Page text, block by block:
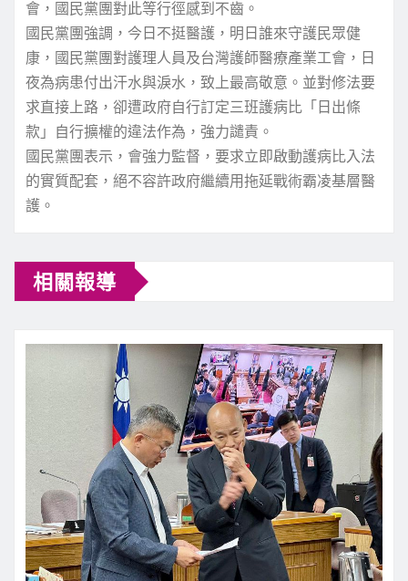
會，國民黨團對此等行徑感到不齒。
國民黨團強調，今日不挺醫護，明日誰來守護民眾健
康，國民黨團對護理人員及台灣護師醫療產業工會，日
夜為病患付出汗水與淚水，致上最高敬意。並對修法要
求直接上路，卻遭政府自行訂定三班護病比「日出條
款」自行擴權的違法作為，強力譴責。
國民黨團表示，會強力監督，要求立即啟動護病比入法
的實質配套，絕不容許政府繼續用拖延戰術霸凌基層醫
護。
相關報導